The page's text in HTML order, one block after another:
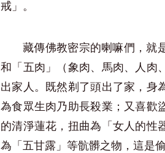
戒」。
藏傳佛教密宗的喇嘛們，就
和「五肉」（象肉、馬肉、人肉
出家人。既然剃了頭出了家，身
為食眾生肉乃助長殺業；又喜歡
的清淨蓮花，扭曲為「女人的性
為「五甘露」等骯髒之物，這是